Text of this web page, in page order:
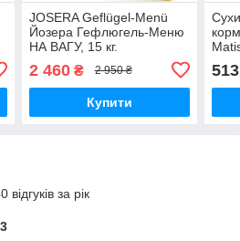
JOSERA Geflügel-Menü
Йозера Гефлюгель-Меню
НА ВАГУ, 15 кг.
2 460₴ 2 950 ₴
Купити
513
за рік